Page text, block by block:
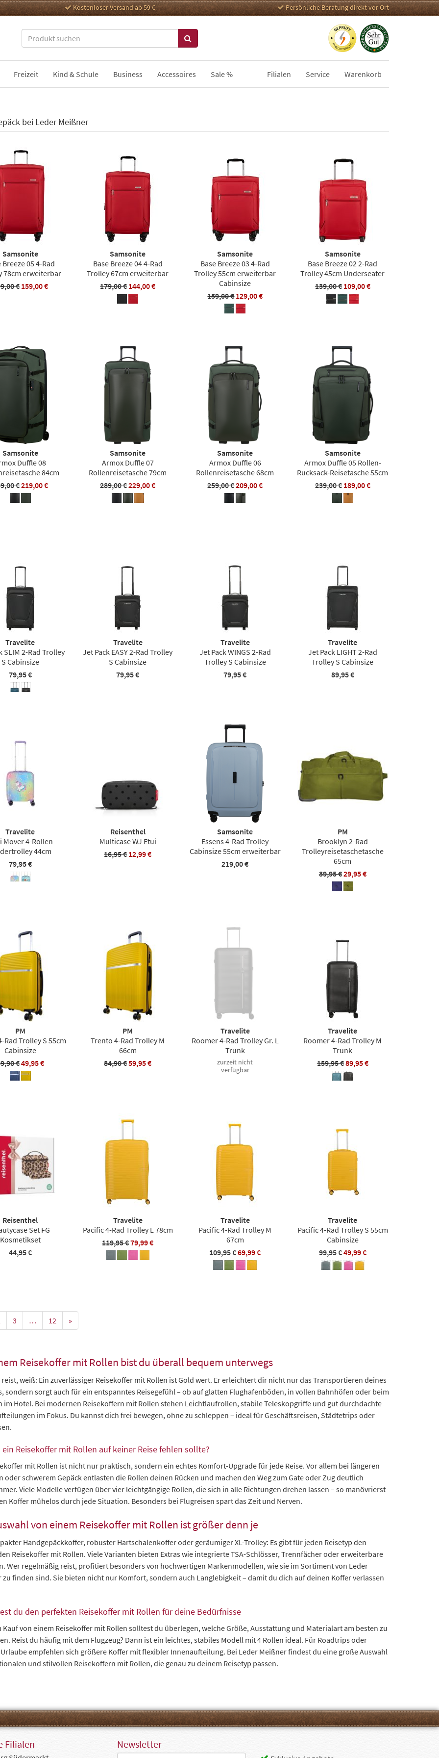
Kostenloser Versand ab 59 € Persönliche Beratung direkt vor Ort
Freizeit Kind & Schule Business Accessoires Sale % Filialen Service Warenkorb
bei Leder Meißner
Samsonite
Breeze 05 4-Rad
78cm erweiterbar
€ 159,00 €
Samsonite
Base Breeze 04 4-Rad
Trolley 67cm erweiterbar
179,00 € 144,00 €
Samsonite
Base Breeze 03 4-Rad
Trolley 55cm erweiterbar
Cabinsize
159,00 €129,00 €
Samsonite
Base Breeze 02 2-Rad
Trolley 45cm Underseater
139,00 € 109,00 €
Samsonite
Duffle 08
84cm
€219,00 €
Samsonite
Armox Duffle 07
Rollenreisetasche 79cm
289,00 €229,00 €
Samsonite
Armox Duffle 06
Rollenreisetasche 68cm
259,00 €209,00 €
Samsonite
Armox Duffle 05 Rollen-
Rucksack-Reisetasche 55cm
239,00 € 189,00 €
Travelite
SLIM 2-Rad Trolley
S Cabinsize
79,95 €
Travelite
Jet Pack EASY 2-Rad Trolley
S Cabinsize
79,95 €
Travelite
Jet Pack WINGS 2-Rad
Trolley S Cabinsize
79,95 €
Travelite
Jet Pack LIGHT 2-Rad
Trolley S Cabinsize
89,95 €
Travelite
Mover 4-Rollen
44cm
79,95 €
Reisenthel
Multicase WJ Etui
16,95 € 12,99 €
Samsonite
Essens 4-Rad Trolley
Cabinsize 55cm erweiterbar
219,00 €
PM
Brooklyn 2-Rad
Trolleyreisetaschetasche
65cm
39,95 €29,95 €
PM
Rad Trolley S 55cm
Cabinsize
€49,95 €
PM
Trento 4-Rad Trolley M
66cm
84,90 €59,95 €
Travelite
Roomer 4-Rad Trolley Gr. L
Trunk
zurzeit nicht
verfügbar
Travelite
Roomer 4-Rad Trolley M
Trunk
159,95 €89,95 €
Reisenthel
Set FG
Kosmetikset
44,95 €
Travelite
Pacific 4-Rad Trolley L 78cm
119,95 €79,99 €
Travelite
Pacific 4-Rad Trolley M
67cm
109,95 €69,99 €
Travelite
Pacific 4-Rad Trolley S 55cm
Cabinsize
99,95 €49,99 €
3 … 12 »
Reisekoffer mit Rollen bist du überall bequem unterwegs
reist, weiß: Ein zuverlässiger Reisekoffer mit Rollen ist Gold wert. Er erleichtert dir nicht nur das Transportieren deines
sondern sorgt auch für ein entspanntes Reisegefühl – ob auf glatten Flughafenböden, in vollen Bahnhöfen oder beim
im Hotel. Bei modernen Reisekoffern mit Rollen stehen Leichtlaufrollen, stabile Teleskopgriffe und gut durchdachte
im Fokus. Du kannst dich frei bewegen, ohne zu schleppen – ideal für Geschäftsreisen, Städtetrips oder
ein Reisekoffer mit Rollen auf keiner Reise fehlen sollte?
mit Rollen ist nicht nur praktisch, sondern ein echtes Komfort-Upgrade für jede Reise. Vor allem bei längeren
oder schwerem Gepäck entlasten die Rollen deinen Rücken und machen den Weg zum Gate oder Zug deutlich
Viele Modelle verfügen über vier leichtgängige Rollen, die sich in alle Richtungen drehen lassen – so manövrierst
Koffer mühelos durch jede Situation. Besonders bei Flugreisen spart das Zeit und Nerven.
von einem Reisekoffer mit Rollen ist größer denn je
Handgepäckkoffer, robuster Hartschalenkoffer oder geräumiger XL-Trolley: Es gibt für jeden Reisetyp den
Reisekoffer mit Rollen. Viele Varianten bieten Extras wie integrierte TSA-Schlösser, Trennfächer oder erweiterbare
Wer regelmäßig reist, profitiert besonders von hochwertigen Markenmodellen, wie sie im Sortiment von Leder
zu finden sind. Sie bieten nicht nur Komfort, sondern auch Langlebigkeit – damit du dich auf deinen Koffer verlassen
du den perfekten Reisekoffer mit Rollen für deine Bedürfnisse
Kauf von einem Reisekoffer mit Rollen solltest du überlegen, welche Größe, Ausstattung und Materialart am besten zu
Reist du häufig mit dem Flugzeug? Dann ist ein leichtes, stabiles Modell mit 4 Rollen ideal. Für Roadtrips oder
empfehlen sich größere Koffer mit flexibler Innenaufteilung. Bei Leder Meißner findest du eine große Auswahl
und stilvollen Reisekoffern mit Rollen, die genau zu deinem Reisetyp passen.
Filialen Newsletter